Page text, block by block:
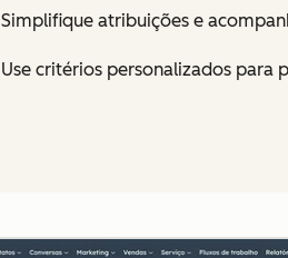
Simplifique atribuições e
Use critérios personalizados